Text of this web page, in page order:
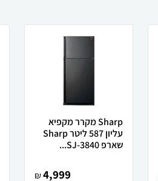
Sharp מקרר מקפיא
עליון 587 ליטר Sharp
שארפ SJ-3840...
4,999
₪